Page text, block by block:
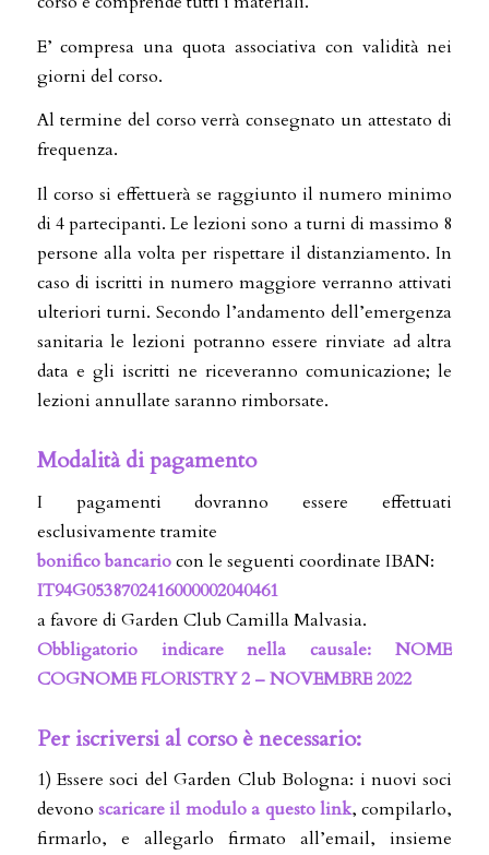
E’ compresa una quota associativa con validità nei
giorni del corso.
Al termine del corso verrà consegnato un attestato di
frequenza.
Il corso si effettuerà se raggiunto il numero minimo
di 4 partecipanti. Le lezioni sono a turni di massimo 8
persone alla volta per rispettare il distanziamento. In
caso di iscritti in numero maggiore verranno attivati
ulteriori turni. Secondo l’andamento dell’emergenza
sanitaria le lezioni potranno essere rinviate ad altra
data e gli iscritti ne riceveranno comunicazione; le
lezioni annullate saranno rimborsate.
Modalità di pagamento
I pagamenti dovranno essere effettuati
esclusivamente tramite
bonifico bancariocon le seguenti coordinate IBAN:
IT94G0538702416000002040461
a favore di Garden Club Camilla Malvasia.
Obbligatorio indicare nella causale: NOME
COGNOME FLORISTRY 2 – NOVEMBRE 2022
Per iscriversi al corso è necessario:
1) Essere soci del Garden Club Bologna: i nuovi soci
devono scaricare il moduloa questo link, compilarlo,
firmarlo, e allegarlo firmato all’email, insieme